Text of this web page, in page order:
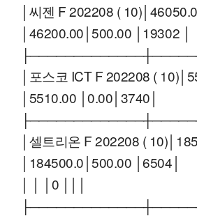
│씨젠 F 202208 (
│46200.00│500.00 │19302 │
│포스코 ICT F 202208 (
│5510.00 │0.00│3740│
│셀트리온 F 202208 (
│184500.0│500.00 │6504│
│ │ │0 │││